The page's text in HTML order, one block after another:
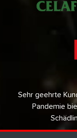
Sehr geehrte
Pandemie